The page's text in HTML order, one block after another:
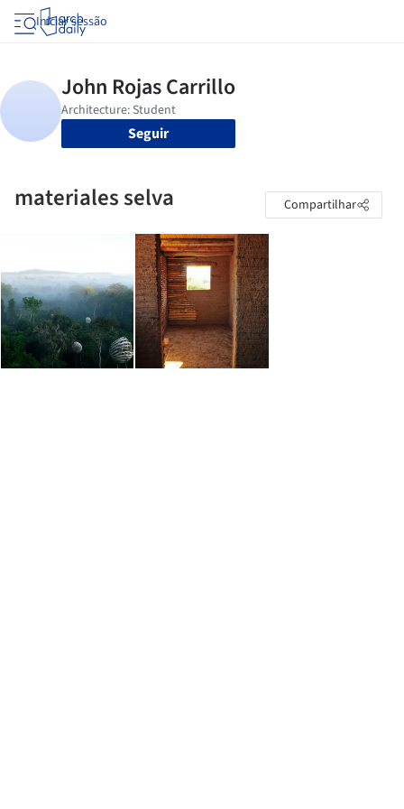
Iniciar sessão
Seguir
materiales selva Compartilhar